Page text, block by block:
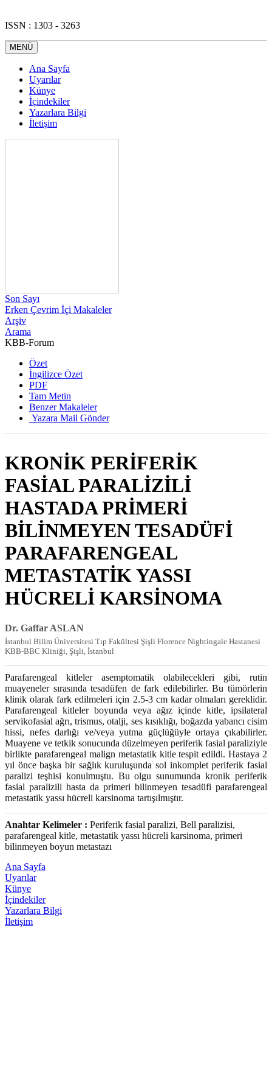
ISSN : 1303 - 3263
MENÜ
Ana Sayfa
Uyarılar
Künye
İçindekiler
Yazarlara Bilgi
İletişim
Son Sayı
Erken Çevrim İçi Makaleler
Arşiv
Arama
KBB-Forum
Özet
İngilizce Özet
PDF
Tam Metin
Benzer Makaleler
Yazara Mail Gönder
KRONİK PERİFERİK
FASİAL PARALİZİLİ
HASTADA PRİMERİ
BİLİNMEYEN TESADÜFİ
PARAFARENGEAL
METASTATİK YASSI
HÜCRELİ KARSİNOMA
Dr. Gaffar ASLAN
İstanbul Bilim Üniversitesi Tıp Fakültesi Şişli Florence Nightingale Hastanesi
KBB-BBC Kliniği, Şişli, İstanbul
Parafarengeal kitleler asemptomatik olabilecekleri gibi, rutin
muayeneler sırasında tesadüfen de fark edilebilirler. Bu tümörlerin
klinik olarak fark edilmeleri için 2.5-3 cm kadar olmaları gereklidir.
Parafarengeal kitleler boyunda veya ağız içinde kitle, ipsilateral
servikofasial ağrı, trismus, otalji, ses kısıklığı, boğazda yabancı cisim
hissi, nefes darlığı ve/veya yutma güçlüğüyle ortaya çıkabilirler.
Muayene ve tetkik sonucunda düzelmeyen periferik fasial paraliziyle
birlikte parafarengeal malign metastatik kitle tespit edildi. Hastaya 2
yıl önce başka bir sağlık kuruluşunda sol inkomplet periferik fasial
paralizi teşhisi konulmuştu. Bu olgu sunumunda kronik periferik
fasial paralizili hasta da primeri bilinmeyen tesadüfi parafarengeal
metastatik yassı hücreli karsinoma tartışılmıştır.
Anahtar Kelimeler : Periferik fasial paralizi, Bell paralizisi,
parafarengeal kitle, metastatik yassı hücreli karsinoma, primeri
bilinmeyen boyun metastazı
Ana Sayfa
Uyarılar
Künye
İçindekiler
Yazarlara Bilgi
İletişim